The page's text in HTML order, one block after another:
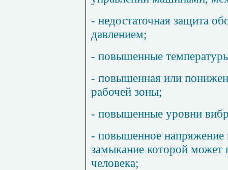
- недостаточная защита
давлением;
- повышенные
- повышенная или
рабочей зоны;
- повышенные уровни
- повышенное напряжение
замыкание которой может
человека;